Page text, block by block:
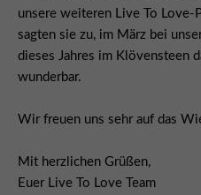
unsere weiteren Live To Love-
sagten sie zu, im März bei
dieses Jahres im Klövensteen
wunderbar.
Wir freuen uns sehr auf das
Mit herzlichen Grüßen,
Euer Live To Love Team